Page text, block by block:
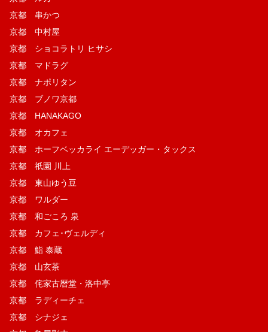
京都 串かつ
京都 中村屋
京都 ショコラトリ ヒサシ
京都 マドラグ
京都 ナポリタン
京都 ブノワ京都
京都 HANAKAGO
京都 オカフェ
京都 ホーフベッカライ エーデッガー・タックス
京都 祇園 川上
京都 東山ゆう豆
京都 ワルダー
京都 和ごころ 泉
京都 カフェ･ヴェルディ
京都 鮨 泰蔵
京都 山玄茶
京都 侘家古暦堂・洛中亭
京都 ラディーチェ
京都 シナジェ